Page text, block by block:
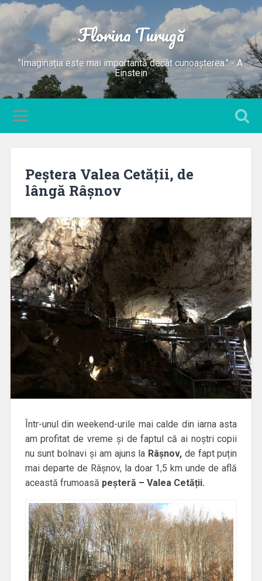
Florina Turugă
"Imaginația este mai importantă decât cunoașterea." - A.
Einstein
Peștera Valea Cetății, de
lângă Râșnov
Într-unul din weekend-urile mai calde din iarna asta
am profitat de vreme și de faptul că ai noștri copii
nu sunt bolnavi și am ajuns la Râșnov, de fapt puțin
mai departe de Râșnov, la doar 1,5 km unde de află
această frumoasă peșteră – Valea Cetății.